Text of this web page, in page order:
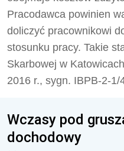
Pracodawca powinien
doliczyć pracownikowi
stosunku pracy. Takie
Skarbowej w
2016 r., sygn. IBPB-2-1/
Wczasy pod
dochodowy